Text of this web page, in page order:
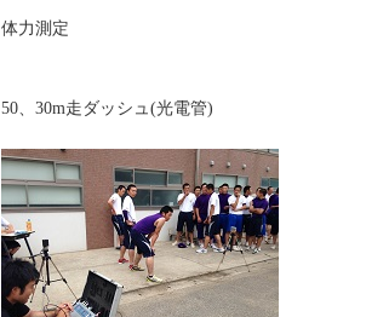
体力測定
50、30m走ダッシュ(光電管)